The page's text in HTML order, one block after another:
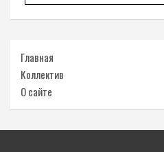
Главная
Коллектив
О сайте